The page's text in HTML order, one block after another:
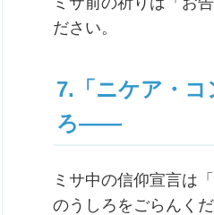
ださい。
7.「ニケア・
ろ――
ミサ中の信仰宣言は
のうしろをごらんくだ